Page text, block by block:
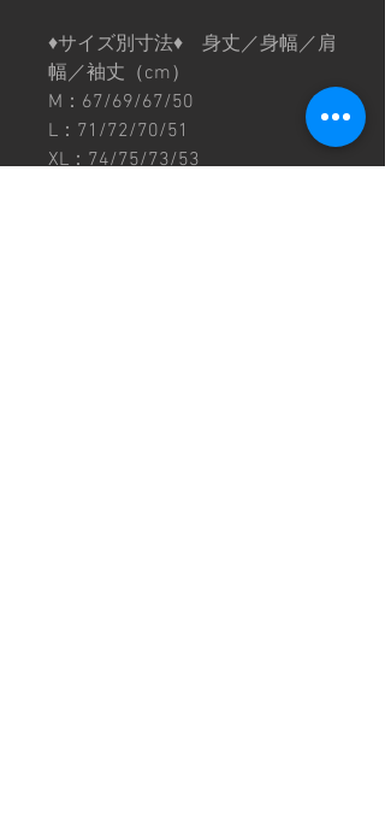
♦︎サイズ別寸法♦︎ 身丈／身幅／肩
幅／袖丈（cm）
M：67/69/67/50
L：71/72/70/51
XL：74/75/73/53